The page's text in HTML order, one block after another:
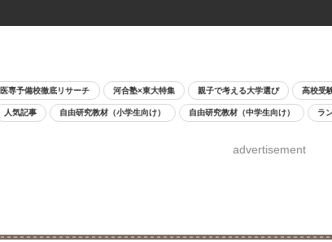
医専予備校徹底リサーチ 河合塾×東大特集 親子で考える大学選び 高校受
人気記事 自由研究教材（小学生向け） 自由研究教材（中学生向け） ラ
advertisement